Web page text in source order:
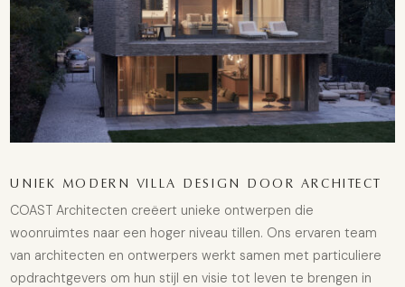
UNIEK MODERN VILLA DESIGN DOOR ARCHITECT
COAST Architecten creëert unieke ontwerpen die
woonruimtes naar een hoger niveau tillen. Ons ervaren team
van architecten en ontwerpers werkt samen met particuliere
opdrachtgevers om hun stijl en visie tot leven te brengen in